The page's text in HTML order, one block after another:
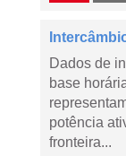
Dados de
base
potência
fronteira...